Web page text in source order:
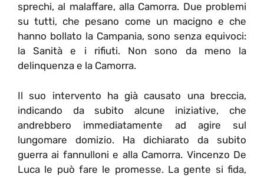
sprechi, al malaffare, alla Camorra. Due problemi
su tutti, che pesano come un macigno e che
hanno bollato la Campania, sono senza equivoci:
la Sanità e i rifiuti. Non sono da meno la
delinquenza e la Camorra.
Il suo intervento ha già causato una breccia,
indicando da subito alcune iniziative, che
andrebbero immediatamente ad agire sul
lungomare domizio. Ha dichiarato da subito
guerra ai fannulloni e alla Camorra. Vincenzo De
Luca le può fare le promesse. La gente si fida,